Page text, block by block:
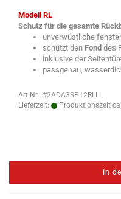
Modell RL
Schutz für die gesamte
unverwüstliche
schützt den Fond des
inklusive der
passgenau,
Art.Nr.: #2ADA3SP12RLLL
Lieferzeit:
Produktionszeit
In